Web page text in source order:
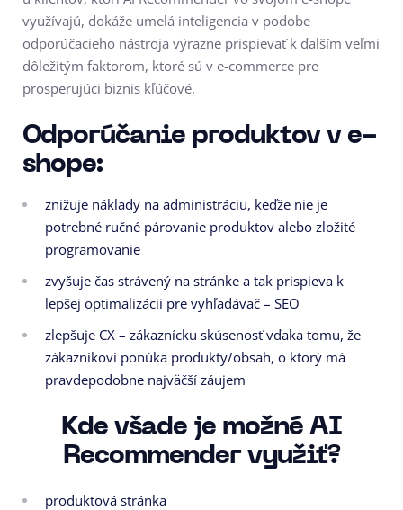
využívajú, dokáže umelá inteligencia v podobe
odporúčacieho nástroja výrazne prispievať k ďalším veľmi
dôležitým faktorom, ktoré sú v e-commerce pre
prosperujúci biznis kľúčové.
Odporúčanie produktov v e-
shope:
znižuje náklady na administráciu, keďže nie je
potrebné ručné párovanie produktov alebo zložité
programovanie
zvyšuje čas strávený na stránke a tak prispieva k
lepšej optimalizácii pre vyhľadávač – SEO
zlepšuje CX – zákaznícku skúsenosť vďaka tomu, že
zákazníkovi ponúka produkty/obsah, o ktorý má
pravdepodobne najväčší záujem
Kde všade je možné AI
Recommender využiť?
produktová stránka